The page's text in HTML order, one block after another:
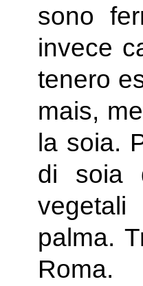
sono
invece
tenero
mais,
la soia.
di soia
palma.
Roma.